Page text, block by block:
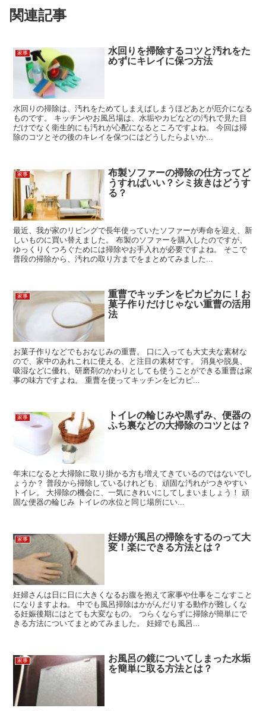
関連記事
家事
水回りを掃除するコツと汚れをた
めずにキレイに保つ方法
水回りの掃除は、汚れをためてしまえばしまうほどあとが厄介になる
ものです。 キッチンやお風呂場は、水垢やカビなどの汚れで見た目
だけでなく衛生的にも汚れが心配になるところですよね。 今回は掃
除のコツとその後のキレイを保つにはどうしたらよいか...
家事
布製ソファーの掃除の仕方ってど
うすればいい？シミ抜きはどうす
る？
最近、我が家のリビングで長年使っていたソファーが寿命を迎え、新
しいものに買い替えました。 布製のソファーを購入したのですが、
ゆっくりくつろぐためには掃除やお手入れが必要ですよね。 そこで
普段の掃除から、汚れの取り方までをまとめてみました...
家事
重曹でキッチンをピカピカに！お
菓子作りだけじゃない重曹の活用
法
お菓子作りなどでもおなじみの重曹。 口に入っても大丈夫な素材な
ので、家中のあれこれに使える、と注目の素材です。 消臭や脱臭、
吸湿などに優れ、研磨剤のかわりとしても使うことができる重曹は家
事の味方ですよね。 重曹を使ってキッチンをピカピ...
家事
トイレの輪じみや黒ずみ、便器の
ふち裏などの大掃除のコツとは？
年末になると大掃除に取り掛かる方も増えてきているのではないでし
ょうか？ 普段から掃除しているけれども、頑固な汚れがつきやすい
トイレ。 大掃除の機会に、一気にきれいにしてしまいましょう！ 頑
固な便器の輪じみ トイレの水位と同じ場所にい...
家事
妊婦が風呂の掃除をするのって大
変！楽にできる方法とは？
妊婦さんは日に日に大きくなるお腹を抱えて家事や仕事をこなすこと
になりますよね。 中でも風呂掃除はかがんだりする動作が難しくな
る妊娠後期にはとても大変なもの。 つらくならずに掃除が簡単にで
きる方法についてまとめてみました。 妊婦でも風呂...
家事
お風呂の鏡についてしまった水垢
を簡単に取る方法とは？